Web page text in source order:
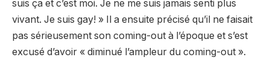
suis ça et c’est moi. Je ne me suis jamais senti plus
vivant. Je suis gay! » Il a ensuite précisé qu’il ne faisait
pas sérieusement son coming-out à l’époque et s’est
excusé d’avoir « diminué l’ampleur du coming-out ».